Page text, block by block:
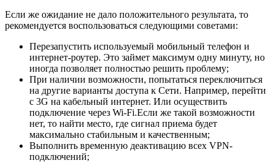
Если же ожидание не дало положительного результата, то
рекомендуется воспользоваться следующими советами:
Перезапустить используемый мобильный телефон и
интернет-роутер. Это займет максимум одну минуту, но
иногда позволяет полностью решить проблему;
При наличии возможности, попытаться переключиться
на другие варианты доступа к Сети. Например, перейти
с 3G на кабельный интернет. Или осуществить
подключение через Wi-Fi.Если же такой возможности
нет, то найти место, где сигнал приема будет
максимально стабильным и качественным;
Выполнить временную деактивацию всех VPN-
подключений;